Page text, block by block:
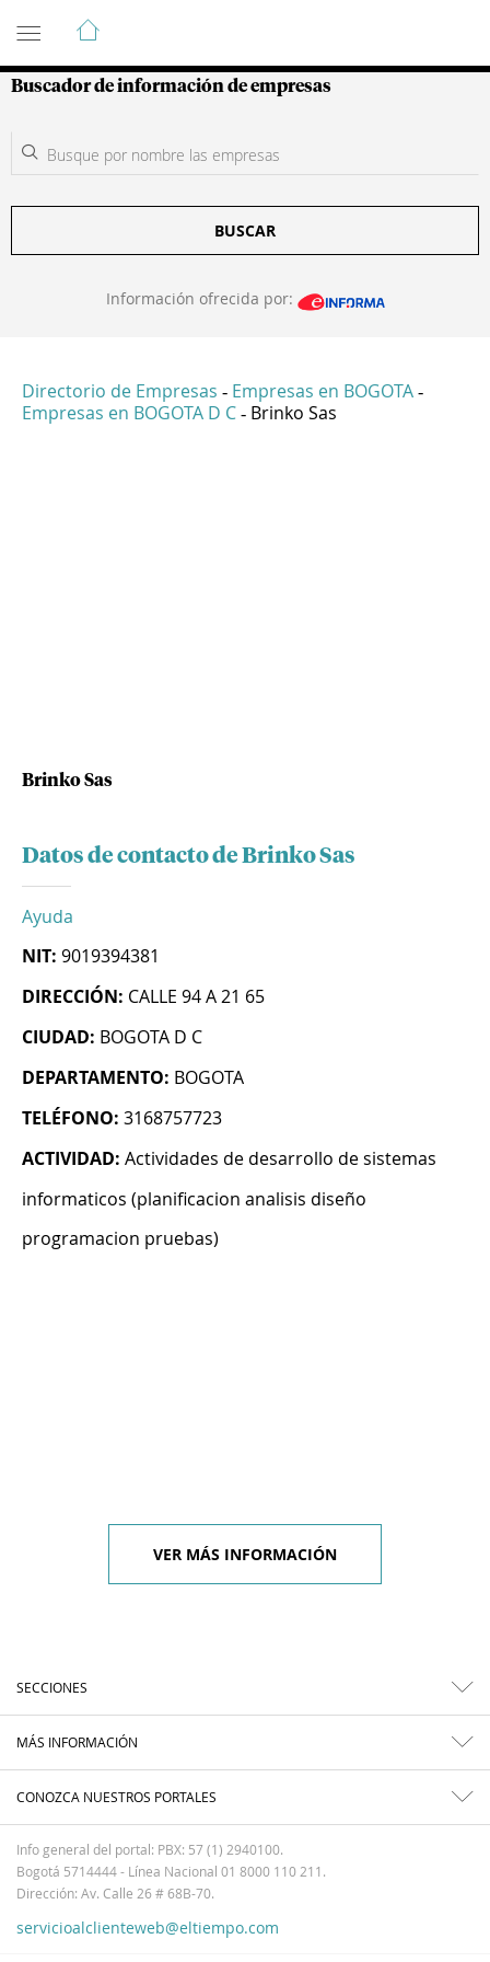
Guía de Empresas Colombianas
Buscador de información de empresas
BUSCAR
Información ofrecida por:
Directorio de Empresas - Empresas en BOGOTA -
Empresas en BOGOTA D C - Brinko Sas
Brinko Sas
Datos de contacto de Brinko Sas
Ayuda
NIT: 9019394381
DIRECCIÓN: CALLE 94 A 21 65
CIUDAD: BOGOTA D C
DEPARTAMENTO: BOGOTA
TELÉFONO: 3168757723
ACTIVIDAD: Actividades de desarrollo de sistemas
informaticos (planificacion analisis diseño
programacion pruebas)
VER MÁS INFORMACIÓN
SECCIONES
MÁS INFORMACIÓN
CONOZCA NUESTROS PORTALES
Info general del portal: PBX: 57 (1) 2940100.
Bogotá 5714444 - Línea Nacional 01 8000 110 211.
Dirección: Av. Calle 26 # 68B-70.
servicioalclienteweb@eltiempo.com